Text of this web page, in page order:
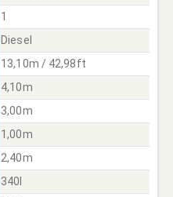
1
Diesel
13,10m / 42,98ft
4,10m
3,00m
1,00m
2,40m
340l